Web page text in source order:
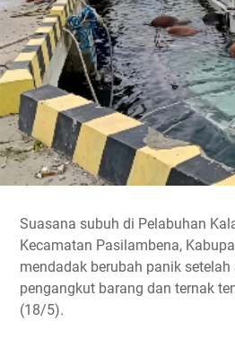
Suasana subuh di Pelabuhan
Kecamatan Pasilambena,
mendadak berubah panik
pengangkut barang dan ternak
(18/5).